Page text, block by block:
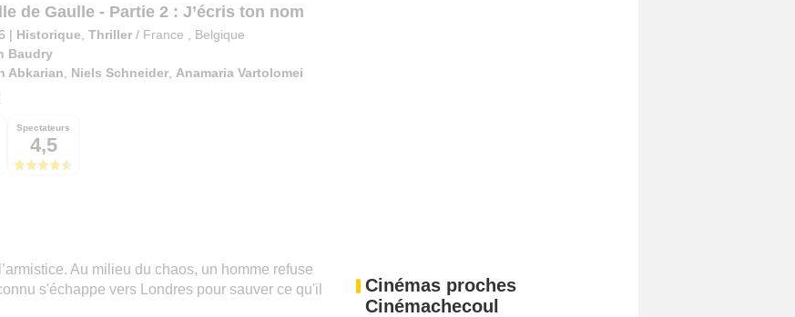
de Gaulle - Partie 2 : J’écris ton nom
| Historique Thriller / France
Belgique
Baudry
Abkarian Niels Schneider, Anamaria Vartolomei
Spectateurs
4,5
Au milieu du chaos, un homme refuse
s'échappe vers Londres pour sauver ce qu'il
Cinémas proches
Cinémachecoul